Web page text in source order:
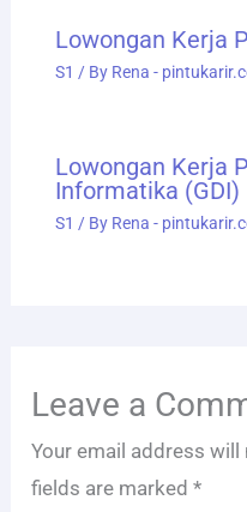
Lowongan Kerja
S1 / By Rena -
Lowongan Kerja
Informatika (GDI)
S1 / By Rena -
Leave a
Your email address
fields are marked*